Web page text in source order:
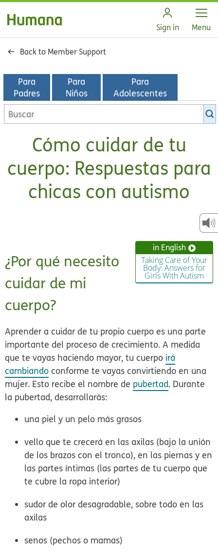
Sign in Open
Menu
Back to Member Support
Para
Padres
Para
Niños
Para
Adolescentes
Buscar
en
biblioteca
KidsHealth
Cómo cuidar de tu
cuerpo: Respuestas para
chicas con autismo
in English
Taking Care of Your
Body: Answers for
Girls With Autism
¿Por qué necesito
cuidar de mi
cuerpo?
Aprender a cuidar de tu propio cuerpo es una parte
importante del proceso de crecimiento. A medida
que te vayas haciendo mayor, tu cuerpo irá
cambiando conforme te vayas convirtiendo en una
mujer. Esto recibe el nombre de pubertad. Durante
la pubertad, desarrollarás:
una piel y un pelo más grasos
vello que te crecerá en las axilas (bajo la unión
de los brazos con el tronco), en las piernas y en
las partes íntimas (las partes de tu cuerpo que
te cubre la ropa interior)
sudor de olor desagradable, sobre todo en las
axilas
senos (pechos o mamas)